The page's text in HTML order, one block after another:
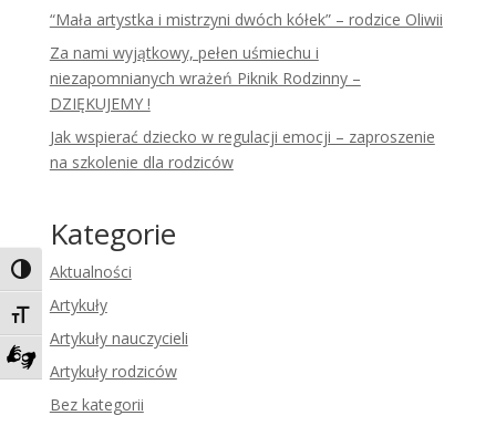
Toggle High Contrast
Toggle Font size
Zadzwoń do tłumacza języka migowego
“Mała artystka i mistrzyni dwóch kółek” – rodzice Oliwii
Za nami wyjątkowy, pełen uśmiechu i
niezapomnianych wrażeń Piknik Rodzinny –
DZIĘKUJEMY !
Jak wspierać dziecko w regulacji emocji – zaproszenie
na szkolenie dla rodziców
Kategorie
Aktualności
Artykuły
Artykuły nauczycieli
Artykuły rodziców
Bez kategorii